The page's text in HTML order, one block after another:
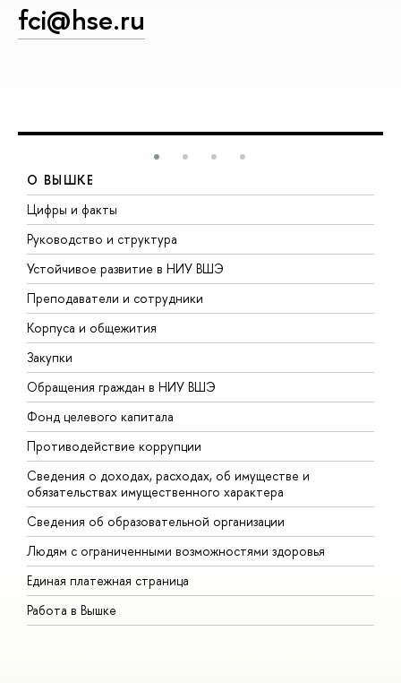
fci@hse.ru
О ВЫШКЕ
Цифры и факты
Руководство и структура
Устойчивое развитие в НИУ ВШЭ
Преподаватели и сотрудники
Корпуса и общежития
Закупки
Обращения граждан в НИУ ВШЭ
Фонд целевого капитала
Противодействие коррупции
Сведения о доходах, расходах, об имуществе и
обязательствах имущественного характера
Сведения об образовательной организации
Людям с ограниченными возможностями здоровья
Единая платежная страница
Работа в Вышке